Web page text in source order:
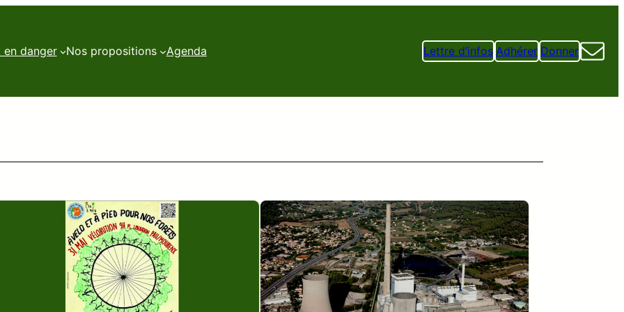
danger Nos propositions Agenda Lettre d’infos Adhérer Donner